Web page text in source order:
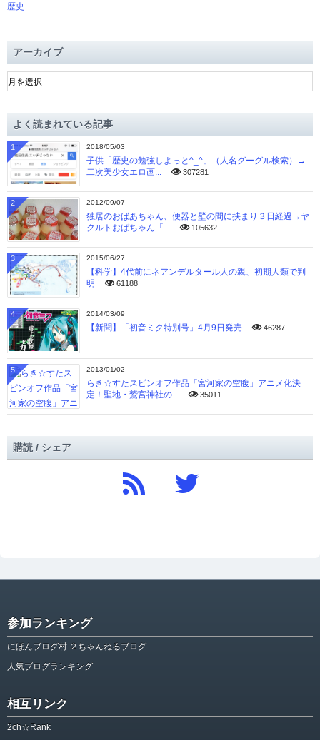
歴史
アーカイブ
ア
ー
ブよく読まれている記事
2018/05/03
子供「歴史の勉強しよっと^_^」（人名グーグル検索）→
二次美少女エロ画...
307281
1
2012/09/07
独居のおばあちゃん、便器と壁の間に挟まり３日経過→ヤ
クルトおばちゃん「...
105632
2
2015/06/27
【科学】4代前にネアンデルタール人の親、初期人類で判
明
61188
3
2014/03/09
【新聞】「初音ミク特別号」4月9日発売 46287
4
2013/01/02
らき☆すたスピンオフ作品「宮河家の空腹」アニメ化決
定！聖地・鷲宮神社の...
35011
5
購読 / シェア
参加ランキング
にほんブログ村 ２ちゃんねるブログ
人気ブログランキング
相互リンク
2ch☆Rank